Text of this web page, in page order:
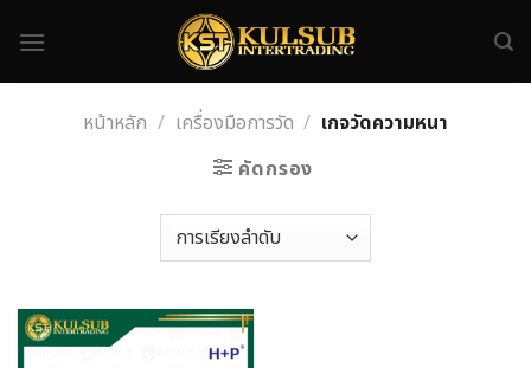
หน้าหลัก / เครื่องมือการวัด / เกจวัดความหนา
คัดกรอง